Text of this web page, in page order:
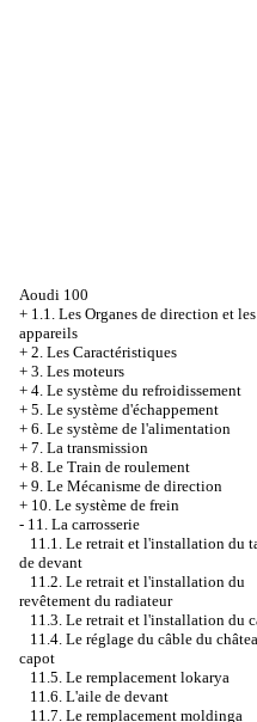
Aoudi 100
+ 1.1. Les Organes de direction et les
appareils
+ 2. Les Caractéristiques
+ 3. Les moteurs
+ 4. Le système du refroidissement
+ 5. Le système d'échappement
+ 6. Le système de l'alimentation
+ 7. La transmission
+ 8. Le Train de roulement
+ 9. Le Mécanisme de direction
+ 10. Le système de frein
- 11. La carrosserie
11.1. Le retrait et l'installation du
de devant
11.2. Le retrait et l'installation du
revêtement du radiateur
11.3. Le retrait et l'installation du
11.4. Le réglage du câble du
capot
11.5. Le remplacement lokarya
11.6. L'aile de devant
11.7. Le remplacement moldinga